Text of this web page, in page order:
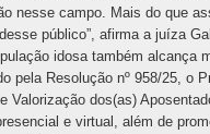
nesse campo. Mais do que
público”, afirma a juíza
idosa também alcança
pela Resolução nº 958/25, o
Valorização dos(as)
e virtual, além de